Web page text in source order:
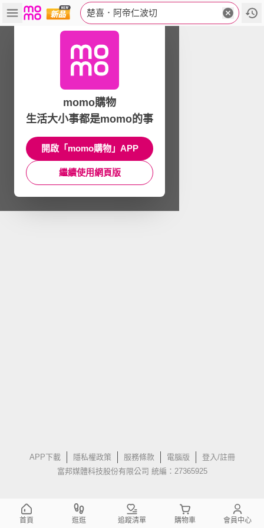
楚喜．阿帝仁波切
APP下載 隱私權政策 服務條款 電腦版
登入/註冊
富邦媒體科技股份有限公司 統編：27365925
momo購物
生活大小事都是momo的事
開啟「momo購物」APP
繼續使用網頁版
首頁 逛逛 追蹤清單 購物車 會員中心